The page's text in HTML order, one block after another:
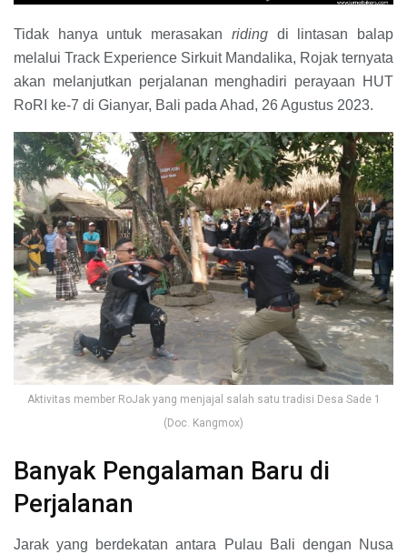
Tidak hanya untuk merasakan riding di lintasan balap
melalui Track Experience Sirkuit Mandalika, Rojak ternyata
akan melanjutkan perjalanan menghadiri perayaan HUT
RoRI ke-7 di Gianyar, Bali pada Ahad, 26 Agustus 2023.
Aktivitas member RoJak yang menjajal salah satu tradisi Desa Sade 1
(Doc. Kangmox)
Banyak Pengalaman Baru di
Perjalanan
Jarak yang berdekatan antara Pulau Bali dengan Nusa